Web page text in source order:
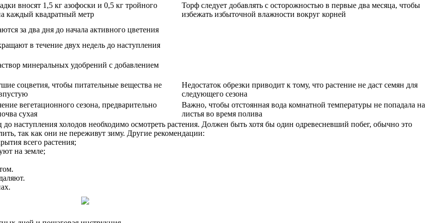
вносят 1,5 кг азофоски и 0,5 кг тройного
каждый квадратный метр
Торф следует добавлять с осторожностью в первые два месяца, чтобы
избежать избыточной влажности вокруг корней
за два дня до начала активного цветения
в течение двух недель до наступления
минеральных удобрений с добавлением
соцветия, чтобы питательные вещества не
Недостаток обрезки приводит к тому, что растение не даст семян для
следующего сезона
вегетационного сезона, предварительно
сухая
Важно, чтобы отстоянная вода комнатной температуры не попадала на
листья во время полива
наступления холодов необходимо осмотреть растения. Должен быть хотя бы один одревесневший побег, обычно это
так как они не переживут зиму. Другие рекомендации:
всего растения;
на земле;